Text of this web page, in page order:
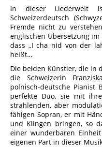
In dieser Liederwelt
Schweizerdeutsch
Fremde nicht zu
englischen Übersetzung
dass „I cha nid von der
heißt…
Die beiden Künstler, die in
die Schweizerin
polnisch-deutsche Pianist
perfekte Duo, sie mit
strahlenden, aber
fähigen Sopran, er mit
und Klingen bringen, so
einer wunderbaren
eigenen Part in dieser